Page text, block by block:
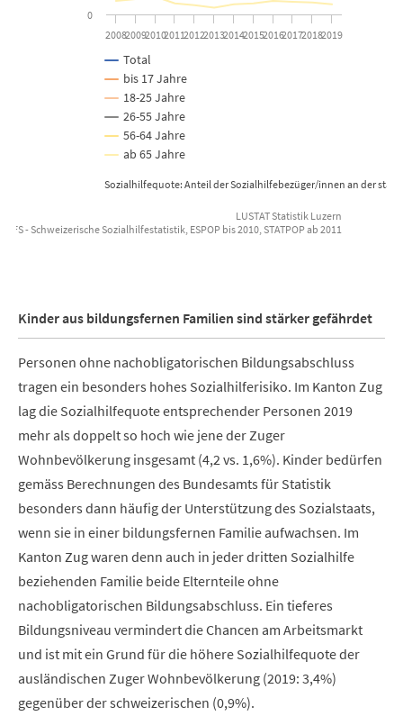
Sozialhilfequote: Anteil der Sozialhilfebezüger/innen an der
Total
bis 17 Jahre
18-25 Jahre
26-55 Jahre
56-64 Jahre
ab 65 Jahre
200820092010201120122013201420152016201720182019
0
LUSTAT Statistik Luzern
- Schweizerische Sozialhilfestatistik, ESPOP bis 2010, STATPOP ab 2011
Kinder aus bildungsfernen Familien sind stärker gefährdet
Personen ohne nachobligatorischen Bildungsabschluss
tragen ein besonders hohes Sozialhilferisiko. Im Kanton Zug
lag die Sozialhilfequote entsprechender Personen 2019
mehr als doppelt so hoch wie jene der Zuger
Wohnbevölkerung insgesamt (4,2 vs. 1,6%). Kinder bedürfen
gemäss Berechnungen des Bundesamts für Statistik
besonders dann häufig der Unterstützung des Sozialstaats,
wenn sie in einer bildungsfernen Familie aufwachsen. Im
Kanton Zug waren denn auch in jeder dritten Sozialhilfe
beziehenden Familie beide Elternteile ohne
nachobligatorischen Bildungsabschluss. Ein tieferes
Bildungsniveau vermindert die Chancen am Arbeitsmarkt
und ist mit ein Grund für die höhere Sozialhilfequote der
ausländischen Zuger Wohnbevölkerung (2019: 3,4%)
gegenüber der schweizerischen (0,9%).